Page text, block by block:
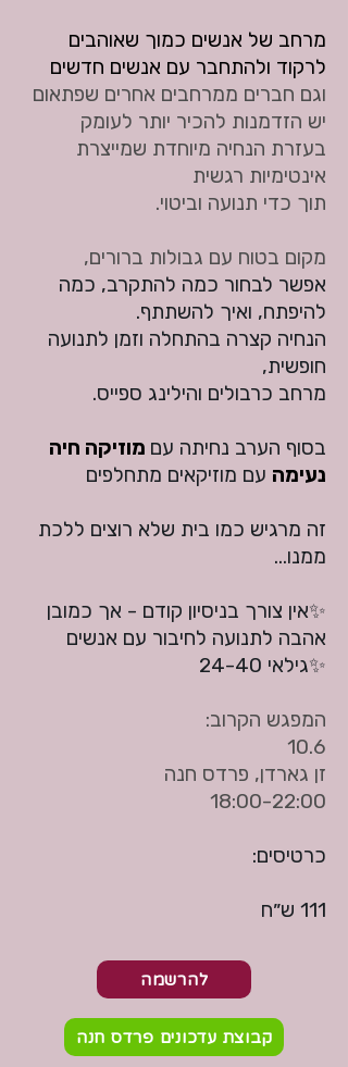
מרחב של אנשים כמוך שאוהבים
לרקוד ולהתחבר עם אנשים חדשים
וגם חברים ממרחבים אחרים שפתאום
יש הזדמנות להכיר יותר לעומק
בעזרת הנחיה מיוחדת שמייצרת
אינטימיות רגשית
תוך כדי תנועה וביטוי.
מקום בטוח עם גבולות ברורים,
אפשר לבחור כמה להתקרב, כמה
להיפתח, ואיך להשתתף.
הנחיה קצרה בהתחלה וזמן לתנועה
חופשית,
מרחב כרבולים והילינג ספייס.
בסוף הערב נחיתה עם מוזיקה חיה
נעימה עם מוזיקאים מתחלפים
זה מרגיש כמו בית שלא רוצים ללכת
ממנו...
✨אין צורך בניסיון קודם - אך כמובן
אהבה לתנועה לחיבור עם אנשים
✨גילאי 24-40
המפגש הקרוב:
10.6
זן גארדן, פרדס חנה
18:00-22:00
כרטיסים:
111 ש״ח
להרשמה
קבוצת עדכונים פרדס חנה